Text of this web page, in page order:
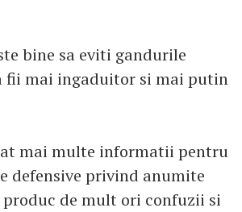
bine sa eviti gandurile
fii mai ingaduitor si mai putin
mai multe informatii pentru
defensive privind anumite
de mult ori confuzii si